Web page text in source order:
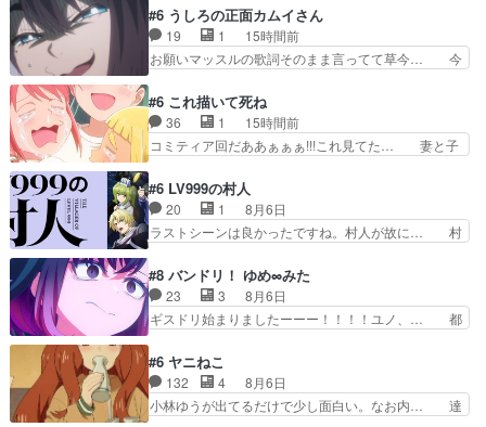
意味。特に諏訪の地は山… 薄々思ってたけど実写
パートに対する熱意が… 亜也子ちゃん面白い親父
さんが無事で良かっ…
なからのメイク道具が、らいりーさんを… らいり
ーの影響で理想に向けて努力する黒絵… コングと
ゴ〇ラの怪獣大決戦!?w黒絵の友… らいりーが己
のルッキズムと相対する話とし… らいりーさんが
の小河内ダムに来た黒絵た… ライリーが好きだっ
たクズ男ハルゴンが懲ら… メイクでちょっと勇気
出てる黒絵ちゃん可愛…
#6 うしろの正面カムイさん
19 1
15時間前
お願いマッスルの歌詞そのまま言ってて草今… 今
大量に成仏させた ジェットババアの亜… 1日で
6人は流石絶倫カムイ婆もしっかり抱… 今回は交
通悪霊の除霊ツアー。Aパはいつも… 前半の霊カ
モみたいになってるよねwジェッ… 今回はいつも
んを怪異と見間違え叫んでお… 交通系悪霊除霊ツ
アー編！どっちが悪かよく… よく見ないと気付け
ない2つのエピソードに…
#6 これ描いて死ね
36 1
15時間前
コミティア回だああぁぁぁ!!!これ見てた… 妻と子
らえた最初の一冊お客にプロポーズ… 遅れて5
話，コミティア前哨戦ですが，ここ… 「同情は創
作の敵」いい言葉だ。でも応援す… 東京で開かれ
る即売会に行って自分たちの本… 一冊売る事の苦
けはったねー編集さん。同… 自分の妄想を買って
くれる人がいるというも… 初めて自分の漫画が売
れた時の感動、懐かし…
#6 LV999の村人
20 1
8月6日
ラストシーンは良かったですね。村人が故に… 村
スと10年後に結婚の約束をした鏡ずっ… カジノ
スタッフ募集するも集まらない更に追… 王命でク
ルルの監視をすることになったデビ… 最強の村
人・鏡との出会いで少しは変わった… やはり何か
への恨みは根深そうやね姫を舐… 新キャラが登場
早々変態扱いされてる件。タ… まだまだお元気そ
うなお声で……不意打ち過…
#8 バンドリ！ ゆめ∞みた
23 3
8月6日
ギスドリ始まりましたーーー！！！！ユノ、… 都
復を見守っていかないと、ですね！！み… 開幕聞
き取りスタッフに定治いなかった？ま… ののちゃ
んのお手当てはお節介だったりする… ビオラの立
ち回り害悪すぎるお近づきの印が… ・律っちゃん
#6 ヤニねこ
132 4
8月6日
小林ゆうが出てるだけで少し面白い。なお内… 達